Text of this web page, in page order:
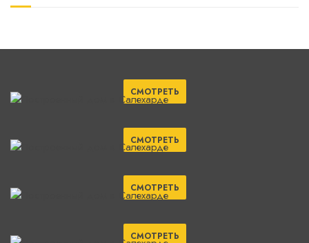
СМОТРЕТЬ
СМОТРЕТЬ
СМОТРЕТЬ
СМОТРЕТЬ